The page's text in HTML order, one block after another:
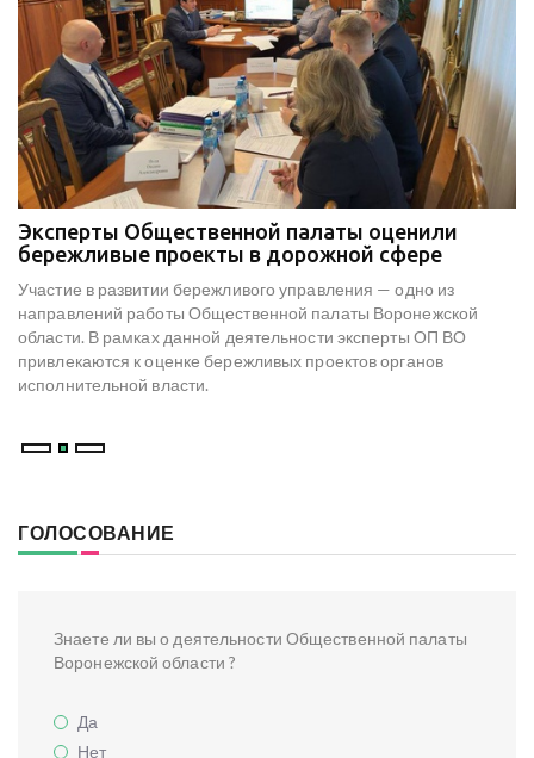
Эксперты Общественной палаты оценили
бережливые проекты в дорожной сфере
Участие в развитии бережливого управления — одно из
направлений работы Общественной палаты Воронежской
области. В рамках данной деятельности эксперты ОП ВО
привлекаются к оценке бережливых проектов органов
исполнительной власти.
ГОЛОСОВАНИЕ
Знаете ли вы о деятельности Общественной палаты
Воронежской области ?
Да
Нет